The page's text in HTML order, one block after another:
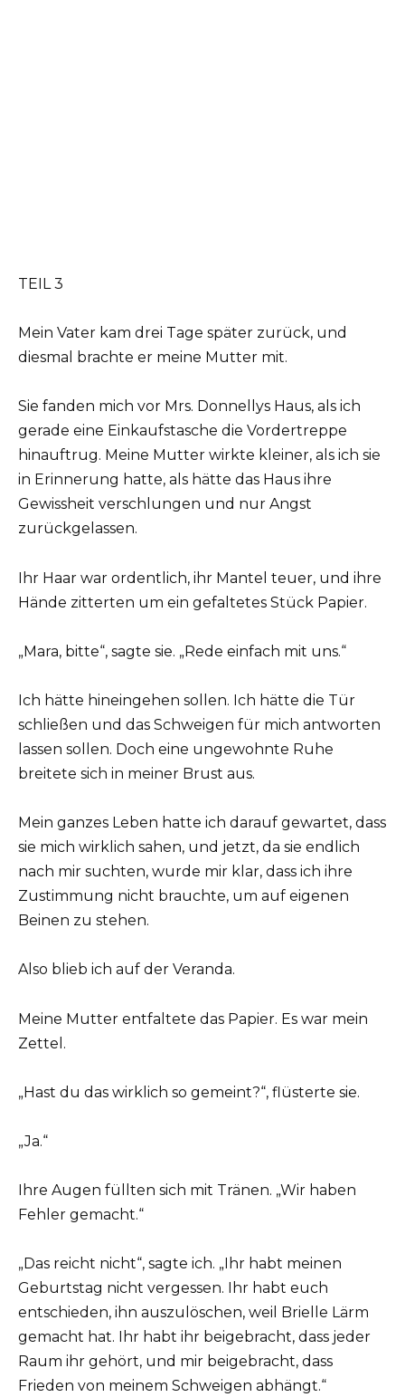
TEIL 3
Mein Vater kam drei Tage später zurück, und
diesmal brachte er meine Mutter mit.
Sie fanden mich vor Mrs. Donnellys Haus, als ich
gerade eine Einkaufstasche die Vordertreppe
hinauftrug. Meine Mutter wirkte kleiner, als ich sie
in Erinnerung hatte, als hätte das Haus ihre
Gewissheit verschlungen und nur Angst
zurückgelassen.
Ihr Haar war ordentlich, ihr Mantel teuer, und ihre
Hände zitterten um ein gefaltetes Stück Papier.
„Mara, bitte“, sagte sie. „Rede einfach mit uns.“
Ich hätte hineingehen sollen. Ich hätte die Tür
schließen und das Schweigen für mich antworten
lassen sollen. Doch eine ungewohnte Ruhe
breitete sich in meiner Brust aus.
Mein ganzes Leben hatte ich darauf gewartet, dass
sie mich wirklich sahen, und jetzt, da sie endlich
nach mir suchten, wurde mir klar, dass ich ihre
Zustimmung nicht brauchte, um auf eigenen
Beinen zu stehen.
Also blieb ich auf der Veranda.
Meine Mutter entfaltete das Papier. Es war mein
Zettel.
„Hast du das wirklich so gemeint?“, flüsterte sie.
„Ja.“
Ihre Augen füllten sich mit Tränen. „Wir haben
Fehler gemacht.“
„Das reicht nicht“, sagte ich. „Ihr habt meinen
Geburtstag nicht vergessen. Ihr habt euch
entschieden, ihn auszulöschen, weil Brielle Lärm
gemacht hat. Ihr habt ihr beigebracht, dass jeder
Raum ihr gehört, und mir beigebracht, dass
Frieden von meinem Schweigen abhängt.“